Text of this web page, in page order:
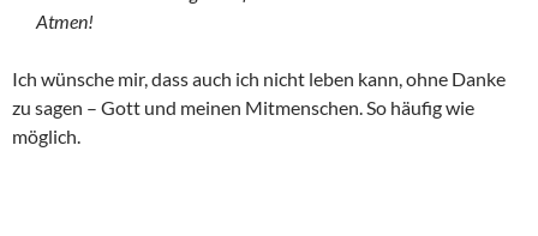
Atmen!
Ich wünsche mir, dass auch ich nicht leben kann, ohne Danke
zu sagen – Gott und meinen Mitmenschen. So häufig wie
möglich.